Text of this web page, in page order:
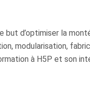
but d’optimiser la
modularisation,
à H5P et son